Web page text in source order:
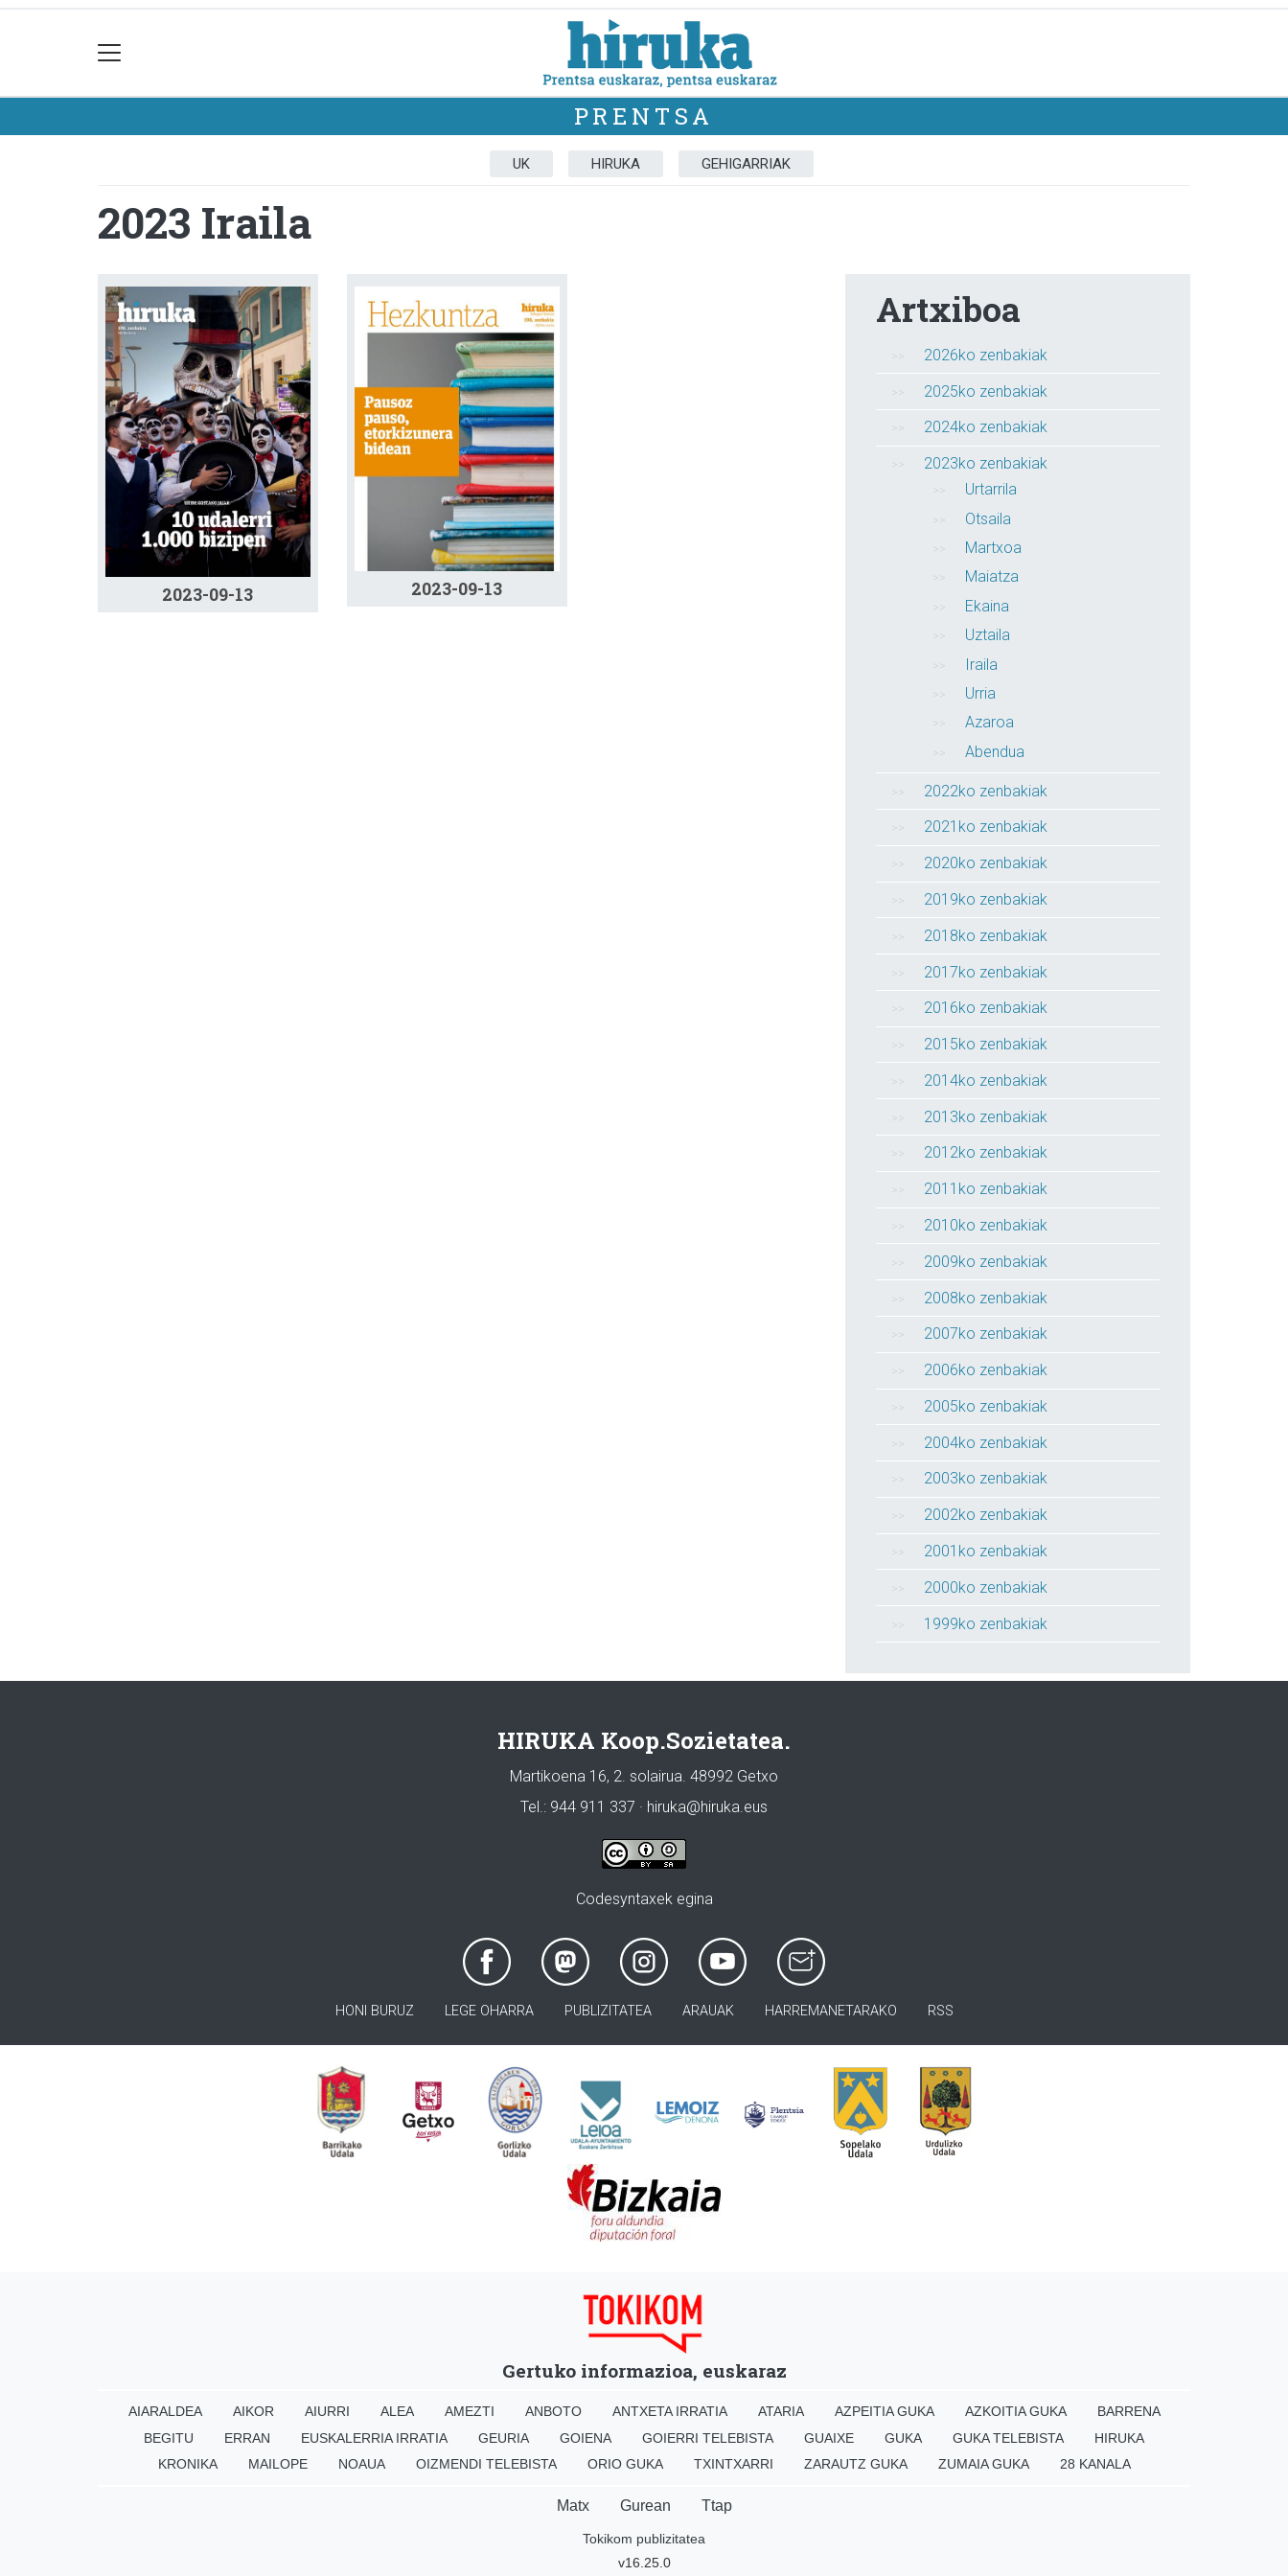
PRENTSA
UK HIRUKA GEHIGARRIAK
2023 Iraila
2023-09-13 2023-09-13
Artxiboa
2026ko zenbakiak
2025ko zenbakiak
2024ko zenbakiak
2023ko zenbakiak
Urtarrila
Otsaila
Martxoa
Maiatza
Ekaina
Uztaila
Iraila
Urria
Azaroa
Abendua
2022ko zenbakiak
2021ko zenbakiak
2020ko zenbakiak
2019ko zenbakiak
2018ko zenbakiak
2017ko zenbakiak
2016ko zenbakiak
2015ko zenbakiak
2014ko zenbakiak
2013ko zenbakiak
2012ko zenbakiak
2011ko zenbakiak
2010ko zenbakiak
2009ko zenbakiak
2008ko zenbakiak
2007ko zenbakiak
2006ko zenbakiak
2005ko zenbakiak
2004ko zenbakiak
2003ko zenbakiak
2002ko zenbakiak
2001ko zenbakiak
2000ko zenbakiak
1999ko zenbakiak
HIRUKA Koop.Sozietatea.
Martikoena 16, 2. solairua. 48992 Getxo
Tel.: 944 911 337 · hiruka@hiruka.eus
Codesyntaxek egina
HONI BURUZ LEGE OHARRA PUBLIZITATEA ARAUAK HARREMANETARAKO RSS
Gertuko informazioa, euskaraz
AIARALDEA AIKOR AIURRI ALEA AMEZTI ANBOTO ANTXETA IRRATIA ATARIA AZPEITIA GUKA AZKOITIA GUKA
BARRENA
BEGITU
ERRAN EUSKALERRIA IRRATIA GEURIA GOIENA GOIERRI TELEBISTA GUAIXE GUKA GUKA TELEBISTA
HIRUKA
KRONIKA
MAILOPE NOAUA OIZMENDI TELEBISTA ORIO GUKA TXINTXARRI ZARAUTZ GUKA ZUMAIA GUKA 28 KANALA
Matx Gurean Ttap
Tokikom publizitatea
v16.25.0